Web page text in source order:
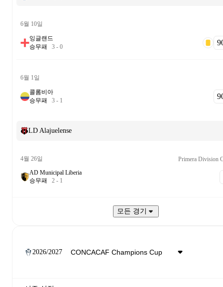
6월 10일
잉글랜드
승무패 3 - 0
6월 1일
콜롬비아
승무패 3 - 1
LD Alajuelense
4월 26일
Primera Division
AD Municipal Liberia
승무패 2 - 1
모든 경기
2026/2027